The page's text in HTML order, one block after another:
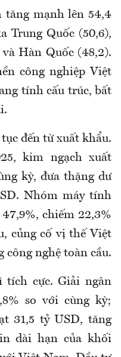
tăng mạnh lên 54,4
Trung Quốc (50,6),
Hàn Quốc (48,2).
công nghiệp Việt
tính cấu trúc, bất
đến từ xuất khẩu.
kim ngạch xuất
kỳ, đưa thặng dư
Nhóm máy tính
chiếm 22,3%
củng cố vị thế Việt
công nghệ toàn cầu.
tích cực. Giải ngân
so với cùng kỳ;
31,5 tỷ USD, tăng
dài hạn của khối